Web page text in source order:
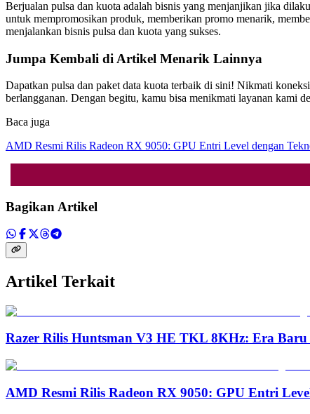
Berjualan pulsa dan kuota adalah bisnis yang menjanjikan jika
untuk mempromosikan produk, memberikan promo menarik,
menjalankan bisnis pulsa dan kuota yang sukses.
Jumpa Kembali di Artikel Menarik Lainnya
Dapatkan pulsa dan paket data kuota terbaik di sini! Nikmati
berlangganan. Dengan begitu, kamu bisa menikmati layanan kami
Baca juga
AMD Resmi Rilis Radeon RX 9050: GPU Entri Level dengan
Bagikan Artikel
Artikel Terkait
Razer Rilis Huntsman V3 HE TKL 8KHz: Era
AMD Resmi Rilis Radeon RX 9050: GPU Entri